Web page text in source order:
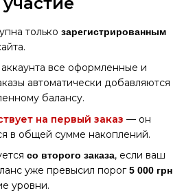
только зарегистрированным
все оформленные и
автоматически добавляются
балансу.
на первый заказ — он
в общей сумме накоплений.
со второго заказа, если ваш
уже превысил порог5 000 грн
уровни.